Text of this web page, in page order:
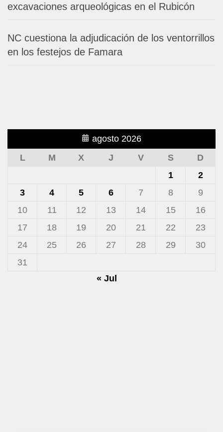
excavaciones arqueológicas en el Rubicón
NC cuestiona la adjudicación de los ventorrillos
en los festejos de Famara
agosto 2026
L
M X J V S
D
1
2
3
4 5 6 7 8
9
10
11 12 13 14 15
16
17
18 19 20 21 22
23
24
25 26 27 28 29
30
31
« Jul